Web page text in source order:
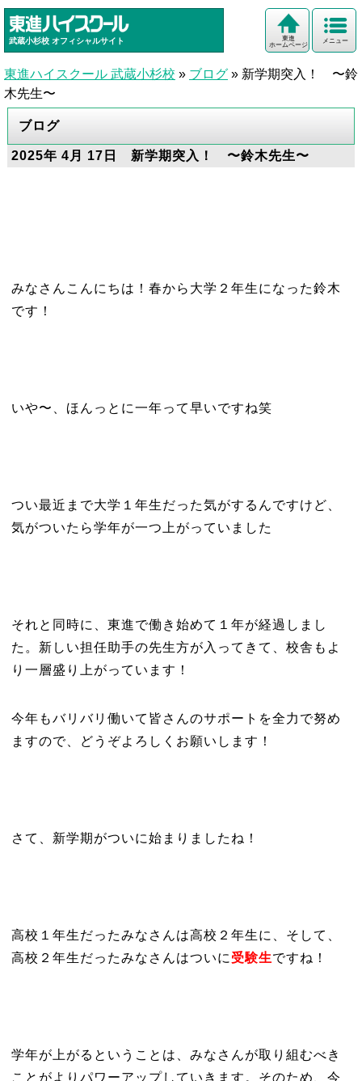
武蔵小杉校 オフィシャルサイト メニュー
東進
ホームページ
東進ハイスクール 武蔵小杉校 » ブログ » 新学期突入！ 〜鈴
木先生〜
ブログ
2025年 4月 17日 新学期突入！ 〜鈴木先生〜
みなさんこんにちは！春から大学２年生になった鈴木
です！
いや〜、ほんっとに一年って早いですね笑
つい最近まで大学１年生だった気がするんですけど、
気がついたら学年が一つ上がっていました
それと同時に、東進で働き始めて１年が経過しまし
た。新しい担任助手の先生方が入ってきて、校舎もよ
り一層盛り上がっています！
今年もバリバリ働いて皆さんのサポートを全力で努め
ますので、どうぞよろしくお願いします！
さて、新学期がついに始まりましたね！
高校１年生だったみなさんは高校２年生に、そして、
高校２年生だったみなさんはついに 受験生ですね ！
学年が上がるということは、みなさんが取り組むべき
ことがよりパワーアップしていきます。そのため、今